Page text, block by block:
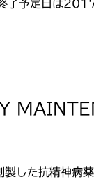
了予定日は
製した抗精神病